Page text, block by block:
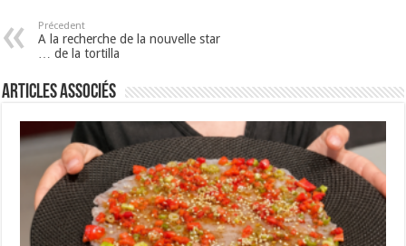
Précedent
A la recherche de la nouvelle star
… de la tortilla
Articles associés